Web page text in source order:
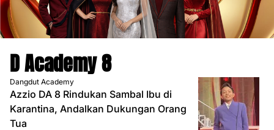
D Academy 8
Dangdut Academy
Azzio DA 8 Rindukan Sambal Ibu di
Karantina, Andalkan Dukungan Orang
Tua